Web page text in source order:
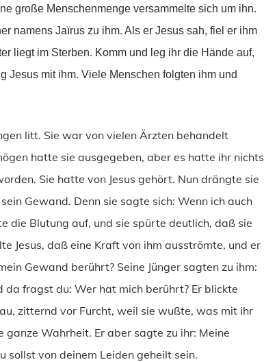
große Menschenmenge versammelte sich um ihn.
namens Jaïrus zu ihm. Als er Jesus sah, fiel er ihm
liegt im Sterben. Komm und leg ihr die Hände auf,
Jesus mit ihm. Viele Menschen folgten ihm und
litt. Sie war von vielen Ärzten behandelt
hatte sie ausgegeben, aber es hatte ihr nichts
Sie hatte von Jesus gehört. Nun drängte sie
Gewand. Denn sie sagte sich: Wenn ich auch
die Blutung auf, und sie spürte deutlich, daß sie
Jesus, daß eine Kraft von ihm ausströmte, und er
Gewand berührt? Seine Jünger sagten zu ihm:
da fragst du: Wer hat mich berührt? Er blickte
zitternd vor Furcht, weil sie wußte, was mit ihr
Wahrheit. Er aber sagte zu ihr: Meine
sollst von deinem Leiden geheilt sein.